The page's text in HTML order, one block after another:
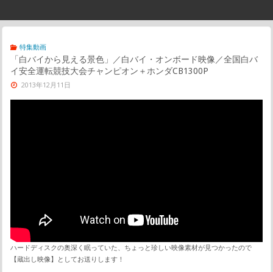
特集動画
「白バイから見える景色」／白バイ・オンボード映像／全国白バ
イ安全運転競技大会チャンピオン＋ホンダCB1300P
2013年12月11日
ハードディスクの奥深く眠っていた、ちょっと珍しい映像素材が見つかったので
【蔵出し映像】としてお送りします！